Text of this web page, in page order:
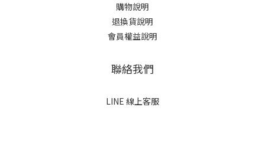
購物說明
退換貨說明
會員權益說明
聯絡我們
LINE 線上客服